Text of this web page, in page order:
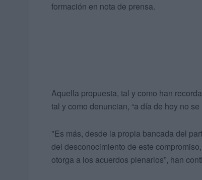
formación en nota de prensa.
Aquella propuesta, tal y como han
tal y como denuncian, “a día de hoy no
"Es más, desde la propia bancada del
del desconocimiento de este
otorga a los acuerdos plenarios”, han